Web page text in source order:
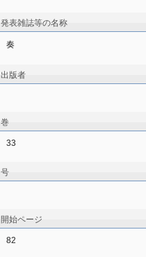
発表雑誌等の名称
奏
出版者
巻
33
号
開始ページ
82